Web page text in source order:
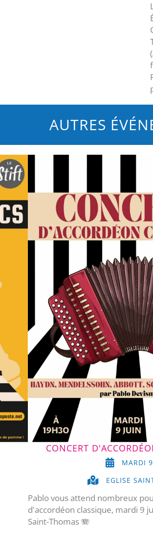
AUTRES
CONCERT
MARDI
EGLISE
Pablo vous attend nombreux
d'accordéon classique, mardi 9
Saint-Thomas 🪗